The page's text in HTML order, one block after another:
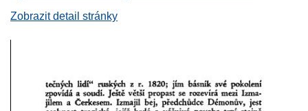
Zobrazit detail stránky